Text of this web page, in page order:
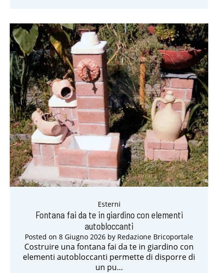
Esterni
Fontana fai da te in giardino con elementi
autobloccanti
Posted on 8 Giugno 2026 by Redazione Bricoportale
Costruire una fontana fai da te in giardino con
elementi autobloccanti permette di disporre di
un pu…